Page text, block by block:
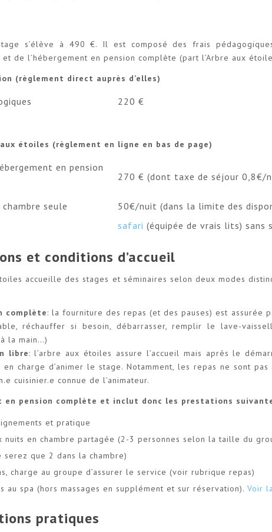
s’élève à 490 €. Il est composé des frais
et de l’hébergement en pension complète (part l’Arbre aux
(règlement direct auprès d’elles)
220 €
aux étoiles (règlement en ligne en bas de page)
en pension
270 € (dont taxe de séjour 0,8€/
seule 50€/nuit (dans la limite des
safari (équipée de vrais lits) sans
et conditions d’accueil
accueille des stages et séminaires selon deux modes
complète: la fourniture des repas (et des pauses) est assurée
réchauffer si besoin, débarrasser, remplir le lave-
la main…)
libre: l’arbre aux étoiles assure l’accueil mais après le
en charge d’animer le stage. Notamment, les repas ne sont
cuisinier.e connue de l’animateur.
en pension complète et inclut donc les prestations
et pratique
nuits en chambre partagée (2-3 personnes selon la taille du
serez que 2 dans la chambre)
charge au groupe d’assurer le service (voir rubrique repas)
au spa (hors massages en supplément et sur réservation). Voir
pratiques